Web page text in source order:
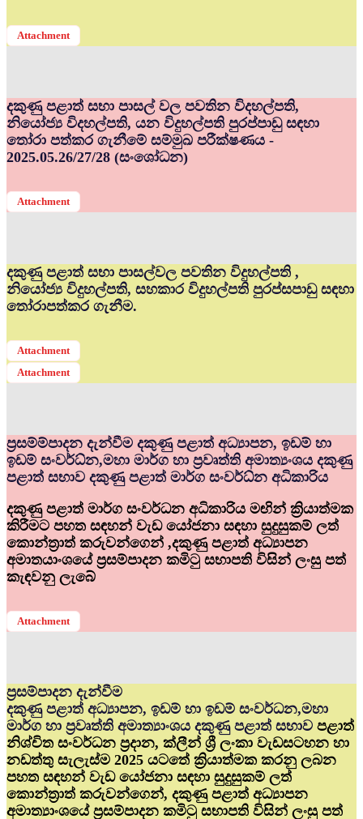
Attachment
දකුණු පළාත් සභා පාසල් වල පවතින විදහල්පති,
නියෝජ්‍ය විදහල්පති, යන විදුහල්පති පුරප්පාඩු සඳහා
තෝරා පත්කර ගැනීමේ සම්මුඛ පරීක්ෂණය -
2025.05.26/27/28 (සංශෝධන)
Attachment
දකුණු පළාත් සභා පාසල්වල පවතින විදුහල්පති ,
නියෝජ්‍ය විදුහල්පති, සහකාර විදුහල්පති පුරප්සපාඩු සඳහා
තෝරාපත්කර ගැනීම.
Attachment
Attachment
ප්‍රසම්ම්පාදන දැන්වීම දකුණු පළාත් අධ්‍යාපන, ඉඩම් හා
ඉඩම් සංවර්ධ්‍න,මහා මාර්ග හා ප්‍රවෘත්ති අමාත්‍යංශය දකුණු
පළාත් සභාව දකුණු පළාත් මාර්ග සංවර්ධ්‍න අධිකාරිය
දකුණු පළාත් මාර්ග සංවර්ධන අධිකාරිය මඟින් ක්‍රියාත්මක
කිරීමට පහත සඳහන් වැඩ යෝජනා සඳහා සුදුසුකම් ලත්
කොන්ත්‍රාත් කරුවන්ගෙන් ,දකුණු පළාත් අධ්‍යාපන
අමාතයාංශයේ ප්‍රසම්පාදන කමිටු සභාපති විසින් ලංසු පත්
කැඳවනු ලැබේ
Attachment
ප්‍රසම්පාදන දැන්වීම
දකුණු පළාත් අධ්‍යාපන, ඉඩම් හා ඉඩම් සංවර්ධන,මහා
මාර්ග හා ප්‍රවෘත්ති අමාත්‍යාංශය දකුණු පළාත් සභාව පළාත්
නිශ්චිත සංවර්ධන ප්‍රදාන, ක්ලීන් ශ්‍රී ලංකා වැඩසටහන හා
නඩත්තු සැලැස්ම 2025 යටතේ ක්‍රියාත්මක කරනු ලබන
පහත සඳහන් වැඩ යෝජනා සඳහා සුදුසුකම් ලත්
කොන්ත්‍රාත් කරුවන්ගෙන්, දකුණු පළාත් අධ්‍යාපන
අමාත්‍යාංශයේ ප්‍රසම්පාදන කමිටු සභාපති විසින් ලංසු පත්